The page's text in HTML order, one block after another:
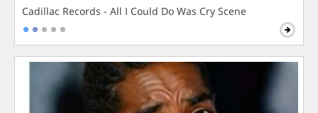
Cadillac Records - All I Could Do Was Cry Scene